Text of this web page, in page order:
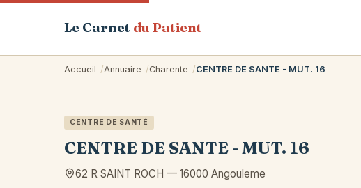
Le Carnet du Patient
Accueil Annuaire Charente CENTRE DE SANTE - MUT. 16
CENTRE DE SANTÉ
CENTRE DE SANTE - MUT. 16
62 R SAINT ROCH — 16000 Angouleme